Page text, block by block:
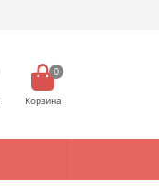
0